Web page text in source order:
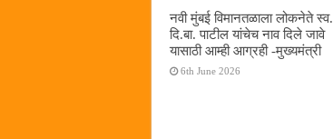
नवी मुंबई विमानतळाला लोकनेते स्व.
दि.बा. पाटील यांचेच नाव दिले जावे
यासाठी आम्ही आग्रही -मुख्यमंत्री
6th June 2026